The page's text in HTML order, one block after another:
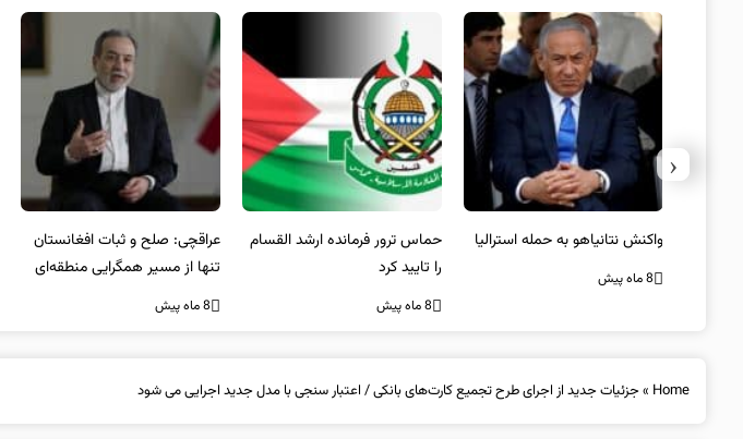
واکنش نتانیاهو به حمله استرالیا
8 ماه پیش
حماس ترور فرمانده ارشد القسام
را تایید کرد
8 ماه پیش
عراقچی: صلح و ثبات افغانستان
تنها از مسیر همگرایی منطقه‌ای
محقق می‌شود
8 ماه پیش
‹
Home
»جزئیات جدید از اجرای طرح تجمیع کارت‌های بانکی / اعتبار سنجی با مدل جدید اجرایی می شود